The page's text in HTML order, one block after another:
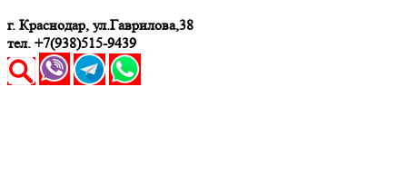
г. Краснодар, ул.Гаврилова,38
тел. +7(938)515-9439